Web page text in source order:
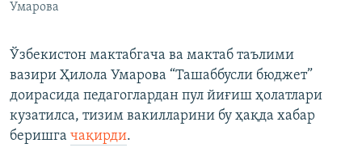
Умарова
Ўзбекистон мактабгача ва мактаб таълими
вазири Ҳилола Умарова “Ташаббусли бюджет”
доирасида педагоглардан пул йиғиш ҳолатлари
кузатилса, тизим вакилларини бу ҳақда хабар
беришга чақирди.